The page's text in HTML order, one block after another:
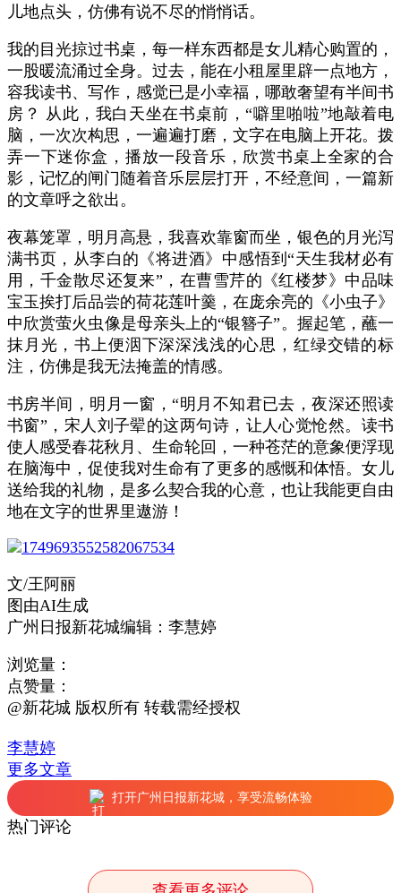
儿地点头，仿佛有说不尽的悄悄话。
我的目光掠过书桌，每一样东西都是女儿精心购置的，
一股暖流涌过全身。过去，能在小租屋里辟一点地方，
容我读书、写作，感觉已是小幸福，哪敢奢望有半间书
房？ 从此，我白天坐在书桌前，“噼里啪啦”地敲着电
脑，一次次构思，一遍遍打磨，文字在电脑上开花。拨
弄一下迷你盒，播放一段音乐，欣赏书桌上全家的合
影，记忆的闸门随着音乐层层打开，不经意间，一篇新
的文章呼之欲出。
夜幕笼罩，明月高悬，我喜欢靠窗而坐，银色的月光泻
满书页，从李白的《将进酒》中感悟到“天生我材必有
用，千金散尽还复来”，在曹雪芹的《红楼梦》中品味
宝玉挨打后品尝的荷花莲叶羹，在庞余亮的《小虫子》
中欣赏萤火虫像是母亲头上的“银簪子”。握起笔，蘸一
抹月光，书上便洇下深深浅浅的心思，红绿交错的标
注，仿佛是我无法掩盖的情感。
书房半间，明月一窗，“明月不知君已去，夜深还照读
书窗”，宋人刘子翚的这两句诗，让人心觉怆然。读书
使人感受春花秋月、生命轮回，一种苍茫的意象便浮现
在脑海中，促使我对生命有了更多的感慨和体悟。女儿
送给我的礼物，是多么契合我的心意，也让我能更自由
地在文字的世界里遨游！
文/王阿丽
图由AI生成
广州日报新花城编辑：李慧婷
浏览量：
点赞量：
@新花城 版权所有 转载需经授权
李慧婷
更多文章
打开广州日报新花城，享受流畅体验
热门评论